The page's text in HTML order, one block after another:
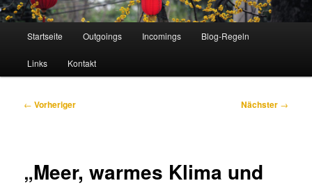
Startseite Outgoings Incomings Blog-Regeln
Links Kontakt
Beitragsnavigation
← Vorheriger Nächster →
„Meer, warmes Klima und